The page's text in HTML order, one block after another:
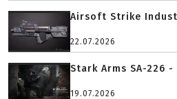
Airsoft Strike
22.07.2026
Stark Arms SA-226
19.07.2026